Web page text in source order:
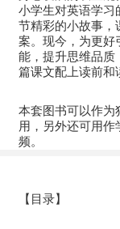
小学生对英语学习
节精彩的小故事，
案。现今，为更好
能，提升思维品质
篇课文配上读前和
本套图书可以作为
用，另外还可用
频。
【目录】